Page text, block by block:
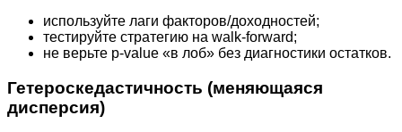
используйте лаги факторов/доходностей;
тестируйте стратегию на walk-forward;
не верьте p-value «в лоб» без диагностики остатков.
Гетероскедастичность (меняющаяся
дисперсия)